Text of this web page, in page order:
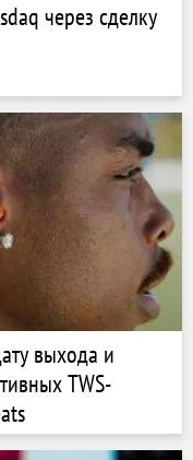
через сделку
выхода и
TWS-